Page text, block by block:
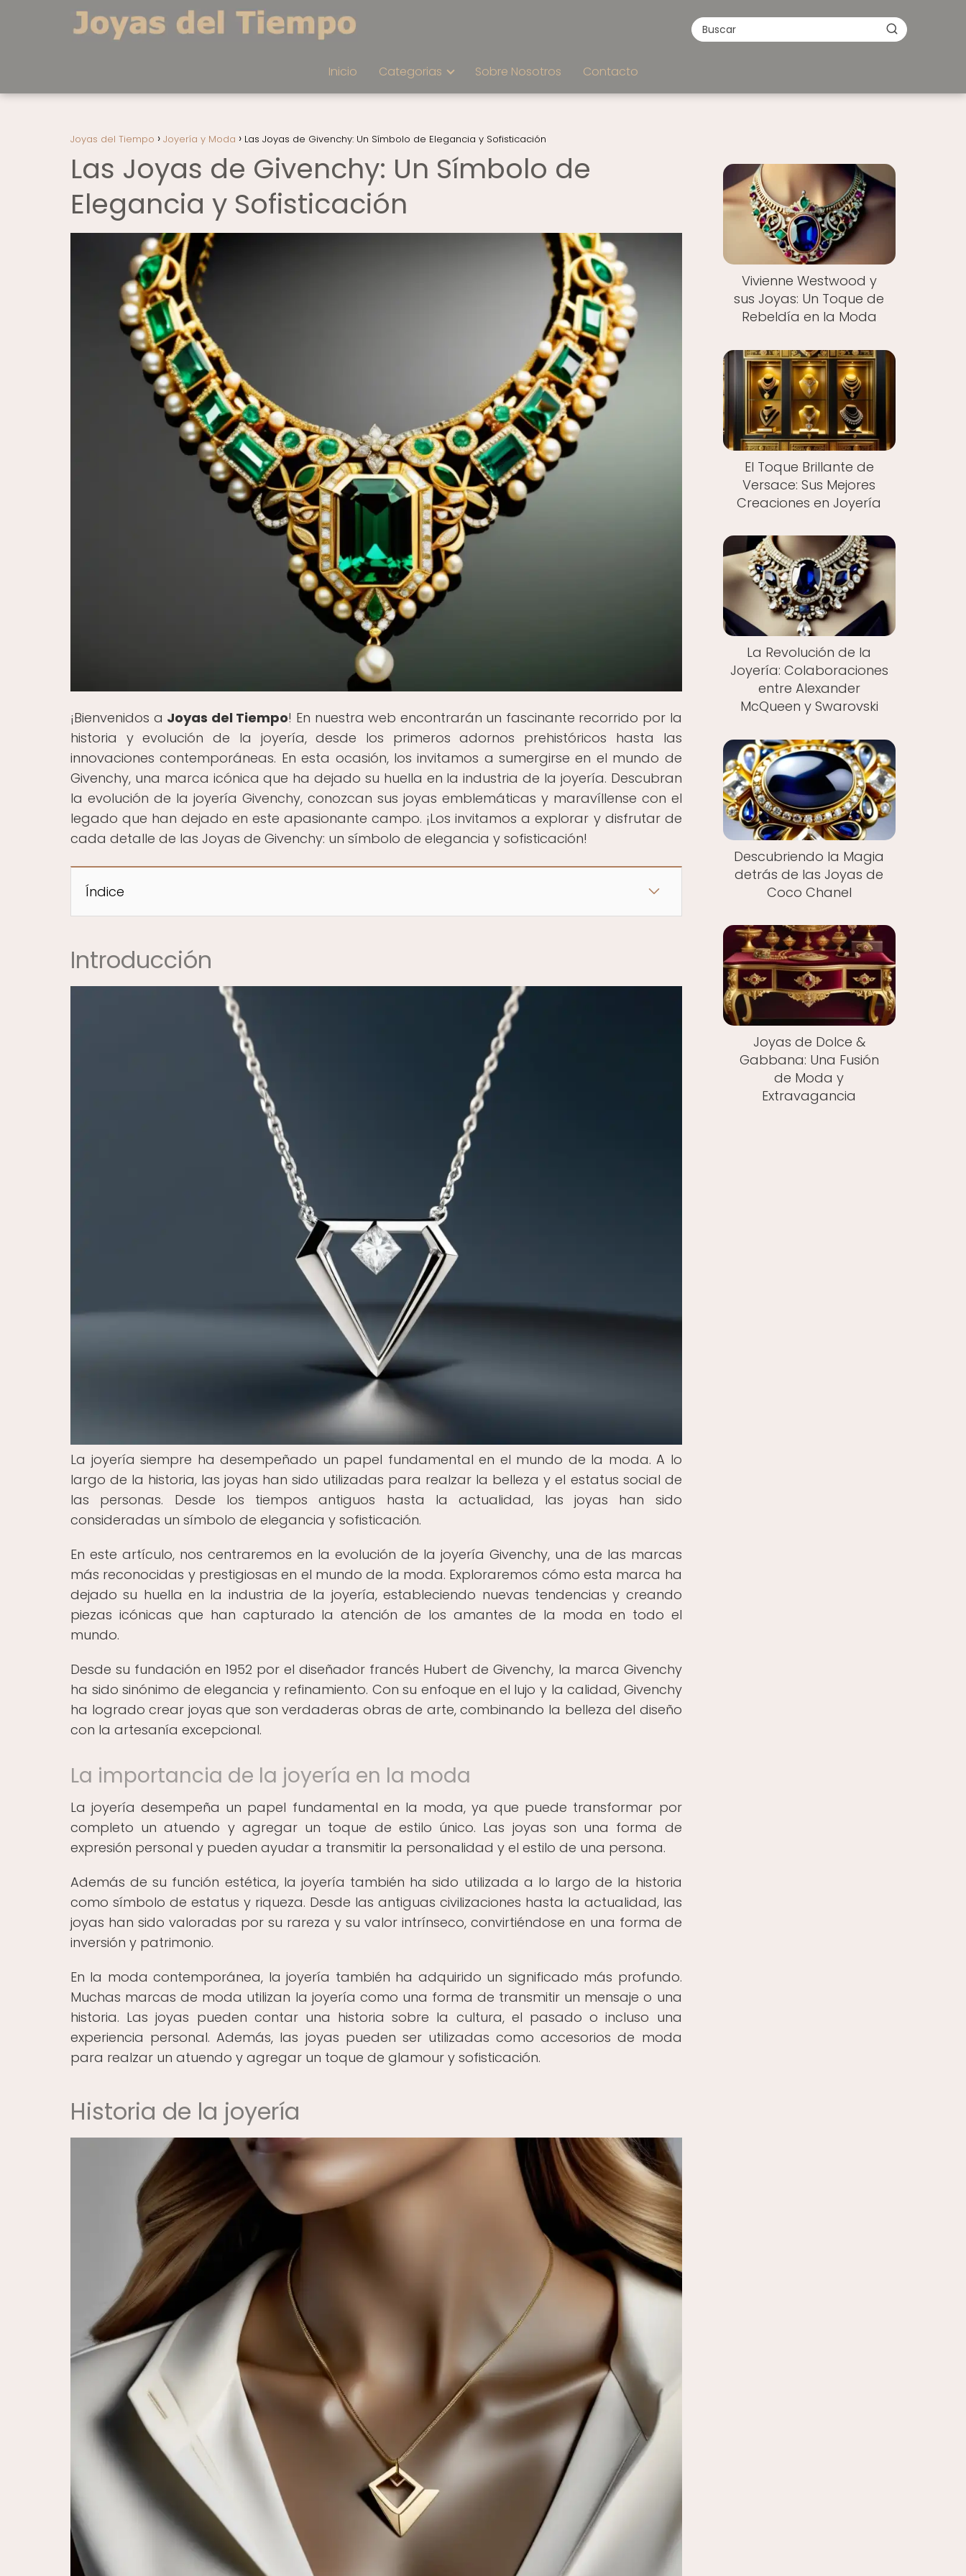
Inicio Categorias Sobre Nosotros Contacto
Joyas del Tiempo Joyería y Moda Las Joyas de Givenchy: Un Símbolo de Elegancia y Sofisticación
Las Joyas de Givenchy: Un Símbolo de
Elegancia y Sofisticación
¡Bienvenidos a Joyas del Tiempo! En nuestra web encontrarán un fascinante recorrido por la
historia y evolución de la joyería, desde los primeros adornos prehistóricos hasta las
innovaciones contemporáneas. En esta ocasión, los invitamos a sumergirse en el mundo de
Givenchy, una marca icónica que ha dejado su huella en la industria de la joyería. Descubran
la evolución de la joyería Givenchy, conozcan sus joyas emblemáticas y maravíllense con el
legado que han dejado en este apasionante campo. ¡Los invitamos a explorar y disfrutar de
cada detalle de las Joyas de Givenchy: un símbolo de elegancia y sofisticación!
Índice
Introducción
La joyería siempre ha desempeñado un papel fundamental en el mundo de la moda. A lo
largo de la historia, las joyas han sido utilizadas para realzar la belleza y el estatus social de
las personas. Desde los tiempos antiguos hasta la actualidad, las joyas han sido
consideradas un símbolo de elegancia y sofisticación.
En este artículo, nos centraremos en la evolución de la joyería Givenchy, una de las marcas
más reconocidas y prestigiosas en el mundo de la moda. Exploraremos cómo esta marca ha
dejado su huella en la industria de la joyería, estableciendo nuevas tendencias y creando
piezas icónicas que han capturado la atención de los amantes de la moda en todo el
mundo.
Desde su fundación en 1952 por el diseñador francés Hubert de Givenchy, la marca Givenchy
ha sido sinónimo de elegancia y refinamiento. Con su enfoque en el lujo y la calidad, Givenchy
ha logrado crear joyas que son verdaderas obras de arte, combinando la belleza del diseño
con la artesanía excepcional.
La importancia de la joyería en la moda
La joyería desempeña un papel fundamental en la moda, ya que puede transformar por
completo un atuendo y agregar un toque de estilo único. Las joyas son una forma de
expresión personal y pueden ayudar a transmitir la personalidad y el estilo de una persona.
Además de su función estética, la joyería también ha sido utilizada a lo largo de la historia
como símbolo de estatus y riqueza. Desde las antiguas civilizaciones hasta la actualidad, las
joyas han sido valoradas por su rareza y su valor intrínseco, convirtiéndose en una forma de
inversión y patrimonio.
En la moda contemporánea, la joyería también ha adquirido un significado más profundo.
Muchas marcas de moda utilizan la joyería como una forma de transmitir un mensaje o una
historia. Las joyas pueden contar una historia sobre la cultura, el pasado o incluso una
experiencia personal. Además, las joyas pueden ser utilizadas como accesorios de moda
para realzar un atuendo y agregar un toque de glamour y sofisticación.
Historia de la joyería
Vivienne Westwood y
sus Joyas: Un Toque de
Rebeldía en la Moda
El Toque Brillante de
Versace: Sus Mejores
Creaciones en Joyería
La Revolución de la
Joyería: Colaboraciones
entre Alexander
McQueen y Swarovski
Descubriendo la Magia
detrás de las Joyas de
Coco Chanel
Joyas de Dolce &
Gabbana: Una Fusión
de Moda y
Extravagancia